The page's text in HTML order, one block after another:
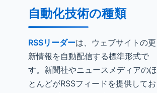
自動化技術の種類
RSSリーダーは、ウェブサイトの更
新情報を自動配信する標準形式で
す。新聞社やニュースメディアのほ
とんどがRSSフィードを提供してお